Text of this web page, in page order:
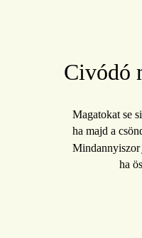
Civódó
Magatokat se
ha majd a
Mindannyiszor
ha